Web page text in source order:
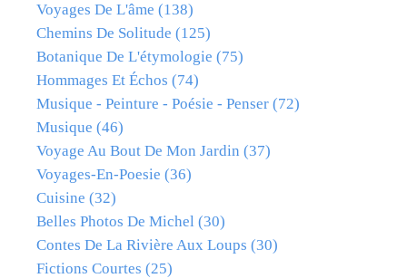
Voyages De L'âme (138)
Chemins De Solitude (125)
Botanique De L'étymologie (75)
Hommages Et Échos (74)
Musique - Peinture - Poésie - Penser (72)
Musique (46)
Voyage Au Bout De Mon Jardin (37)
Voyages-En-Poesie (36)
Cuisine (32)
Belles Photos De Michel (30)
Contes De La Rivière Aux Loups (30)
Fictions Courtes (25)